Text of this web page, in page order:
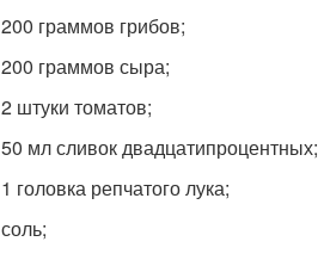
200 граммов грибов;
200 граммов сыра;
2 штуки томатов;
50 мл сливок двадцатипроцентных;
1 головка репчатого лука;
соль;